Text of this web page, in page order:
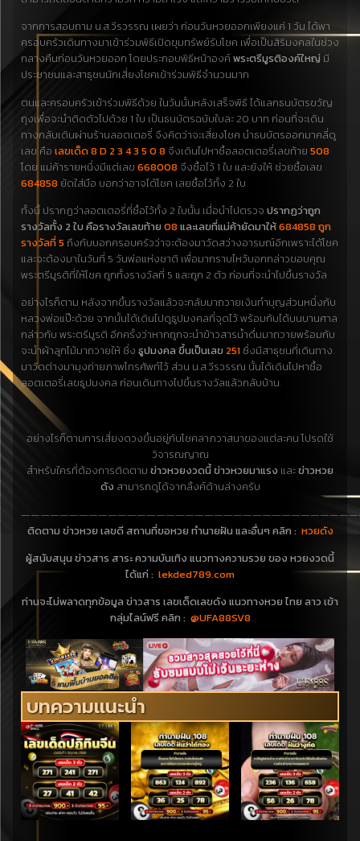
จากการสอบถาม น.ส.วีรวรรณ เผยว่า ก่อนวันหวยออกเพียงแค่ 1 วัน ได้พา
ครอบครัวเดินทางมาเข้าร่วมพิธีเปิดขุมทรัพย์รับโชค เพื่อเป็นสิริมงคลในช่วง
กลางคืนก่อนวันหวยออก โดยประกอบพิธีหน้าองค์พระตรีมูรติองค์ใหญ่ มี
ประชาชนและสาธุชนนักเสี่ยงโชคเข้าร่วมพิธีจำนวนมาก
ตนและครอบครัวเข้าร่วมพิธีด้วย ในวันนั้นหลังเสร็จพิธี ได้แลกธนบัตรขวัญ
ถุงเพื่อจะนำติดตัวไปด้วย 1 ใบ เป็นธนบัตรฉบับใบละ 20 บาท ก่อนที่จะเดิน
ทางกลับเดินผ่านร้านลอตเตอรี่ จึงคิดว่าจะเสี่ยงโชค นำธนบัตรออกมาคลี่ดู
เลข คือ เลขเด็ด 8 D 2 3 4 3 5 0 8 จึงเดินไปหาซื้อลอตเตอรี่เลขท้าย 508
โดย แม่ค้ารายหนึ่งมีแต่เลข 668008 จึงซื้อไว้ 1 ใบ และยังให้ ช่วยซื้อเลข
684858 ยัดใส่มือ บอกว่าอาจได้โชค เลยซื้อไว้ทั้ง 2 ใบ
ทั้งนี้ ปรากฏว่าลอตเตอรี่ที่ซื้อไว้ทั้ง 2 ใบนั้น เมื่อนำไปตรวจ ปรากฏว่าถูก
รางวัลทั้ง 2 ใบ คือรางวัลเลขท้าย 08 และเลขที่แม่ค้ายัดมาให้684858 ถูก
รางวัลที่ 5 ถึงกับบอกครอบครัวว่าจะต้องมาวัดสว่างอารมณ์อีกเพราะได้โชค
และจะต้องมาในวันที่ 5 วันพ่อแห่งชาติ เพื่อมากราบไหว้บอกกล่าวขอบคุณ
พระตรีมูรติที่ให้โชค ถูกทั้งรางวัลที่ 5 และถูก 2 ตัว ก่อนที่จะนำไปขึ้นรางวัล
อย่างไรก็ตาม หลังจากขึ้นรางวัลแล้วจะกลับมาถวายเงินทำบุญส่วนหนึ่งกับ
หลวงพ่อแป๊ะด้วย จากนั้นได้เดินไปดูธูปมงคลที่จุดไว้ พร้อมกับได้บนบานศาล
กล่าวกับ พระตรีมูรติ อีกครั้งว่าหากถูกจะนำข้าวสารน้ำดื่มมาถวายพร้อมกับ
จะนำผ้าลูกไม้มาถวายให้ ซึ่ง ธูปมงคล ขึ้นเป็นเลข 251 ซึ่งมีสาธุชนที่เดินทาง
มาวัดต่างมามุงถ่ายภาพโทรศัพท์ไว้ ส่วน น.ส.วีรวรรณ นั้นได้เดินไปหาซื้อ
ลอตเตอรี่เลขธูปมงคล ก่อนเดินทางไปขึ้นรางวัลแล้วกลับบ้าน.
อย่างไรก็ตามการเสี่ยงดวงขึ้นอยู่กับโชคลาภวาสนาของแต่ละคน โปรดใช้
วิจารณญาณ
สำหรับใครที่ต้องการติดตาม ข่าวหวยงวดนี้ ข่าวหวยมาแรง และข่าวหวย
ดัง สามารถดูได้จากลิ้งค์ด้านล่างครับ
ติดตาม ข่าวหวย เลขดี สถานที่ขอหวย ทำนายฝัน และอื่นๆ คลิก : หวยดัง
ผู้สนับสนุน ข่าวสาร สาระ ความบันเทิง แนวทางความรวย ของ หวยงวดนี้
ได้แก่ : lekded789.com
ท่านจะไม่พลาดทุกข้อมูล ข่าวสาร เลขเด็ดเลขดัง แนวทางหวย ไทย ลาว เข้า
กลุ่มไลน์ฟรี คลิก : @UFA88SV8
บทความแนะนำ